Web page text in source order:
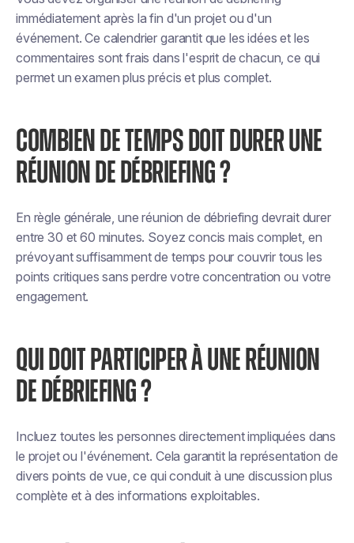
immédiatement après la fin d'un projet ou d'un
événement. Ce calendrier garantit que les idées et les
commentaires sont frais dans l'esprit de chacun, ce qui
permet un examen plus précis et plus complet.
COMBIEN DE TEMPS DOIT DURER UNE
RÉUNION DE DÉBRIEFING ?
En règle générale, une réunion de débriefing devrait durer
entre 30 et 60 minutes. Soyez concis mais complet, en
prévoyant suffisamment de temps pour couvrir tous les
points critiques sans perdre votre concentration ou votre
engagement.
QUI DOIT PARTICIPER À UNE RÉUNION
DE DÉBRIEFING ?
Incluez toutes les personnes directement impliquées dans
le projet ou l'événement. Cela garantit la représentation de
divers points de vue, ce qui conduit à une discussion plus
complète et à des informations exploitables.